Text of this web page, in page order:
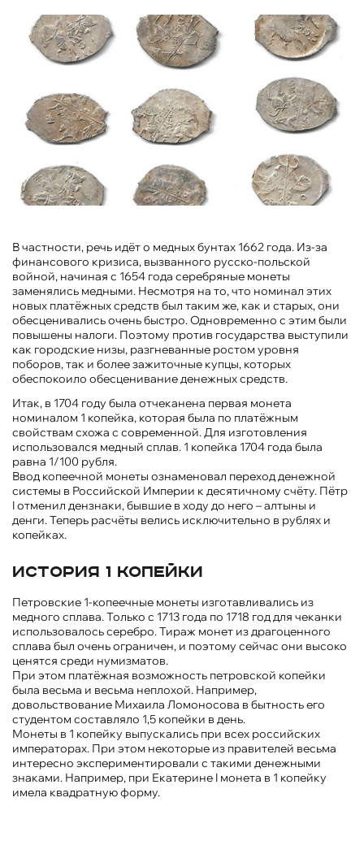
В частности, речь идёт о медных бунтах 1662 года. Из-за
финансового кризиса, вызванного русско-польской
войной, начиная с 1654 года серебряные монеты
заменялись медными. Несмотря на то, что номинал этих
новых платёжных средств был таким же, как и старых, они
обесценивались очень быстро. Одновременно с этим были
повышены налоги. Поэтому против государства выступили
как городские низы, разгневанные ростом уровня
поборов, так и более зажиточные купцы, которых
обеспокоило обесценивание денежных средств.
Итак, в 1704 году была отчеканена первая монета
номиналом 1 копейка, которая была по платёжным
свойствам схожа с современной. Для изготовления
использовался медный сплав. 1 копейка 1704 года была
равна 1/100 рубля.
Ввод копеечной монеты ознаменовал переход денежной
системы в Российской Империи к десятичному счёту. Пётр
I отменил дензнаки, бывшие в ходу до него – алтыны и
денги. Теперь расчёты велись исключительно в рублях и
копейках.
История 1 копейки
Петровские 1-копеечные монеты изготавливались из
медного сплава. Только с 1713 года по 1718 год для чеканки
использовалось серебро. Тираж монет из драгоценного
сплава был очень ограничен, и поэтому сейчас они высоко
ценятся среди нумизматов.
При этом платёжная возможность петровской копейки
была весьма и весьма неплохой. Например,
довольствование Михаила Ломоносова в бытность его
студентом составляло 1,5 копейки в день.
Монеты в 1 копейку выпускались при всех российских
императорах. При этом некоторые из правителей весьма
интересно экспериментировали с такими денежными
знаками. Например, при Екатерине I монета в 1 копейку
имела квадратную форму.